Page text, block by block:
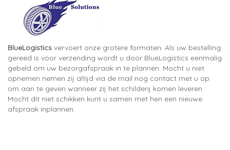
BlueLogistics vervoert onze grotere formaten. Als uw bestelling
gereed is voor verzending wordt u door BlueLogistics eenmalig
gebeld om uw bezorgafspraak in te plannen. Mocht u niet
opnemen nemen zij altijd via de mail nog contact met u op
om aan te geven wanneer zij het schilderij komen leveren.
Mocht dit niet schikken kunt u samen met hen een nieuwe
afspraak inplannen.